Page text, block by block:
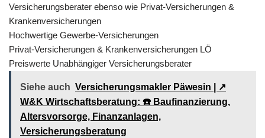
Versicherungsberater ebenso wie Privat-Versicherungen &
Krankenversicherungen
Hochwertige Gewerbe-Versicherungen
Privat-Versicherungen & Krankenversicherungen LÖ
Preiswerte Unabhängiger Versicherungsberater
Siehe auch Versicherungsmakler Päwesin | ↗️
W&K Wirtschaftsberatung: ☎️ Baufinanzierung,
Altersvorsorge, Finanzanlagen,
Versicherungsberatung